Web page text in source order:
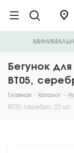
Бегунок
BT05,
Главная - Каталог -
BT05, серебро, 25 шт